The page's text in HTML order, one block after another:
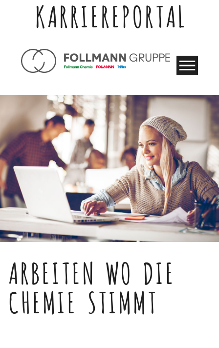
KARRIEREPORTAL
ARBEITEN WO DIE
CHEMIE STIMMT